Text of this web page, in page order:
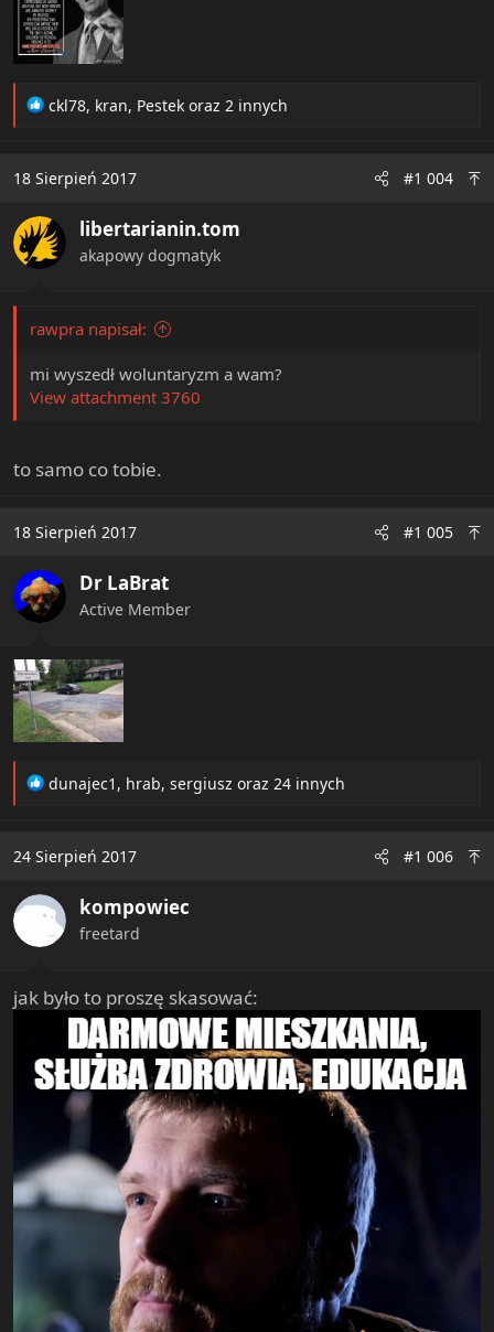
R
t
o
n
s
ckl78, kran, Pestek oraz 2 innych
18 Sierpień 2017 #1 004
libertarianin.tom
akapowy dogmatyk
rawpra napisał:
mi wyszedł woluntaryzm a wam?
View attachment 3760
to samo co tobie.
18 Sierpień 2017 #1 005
Dr LaBrat
Active Member
R
t
o
n
s
dunajec1 , hrab, sergiusz oraz 24 innych
24 Sierpień 2017 #1 006
kompowiec
freetard
jak było to proszę skasować: